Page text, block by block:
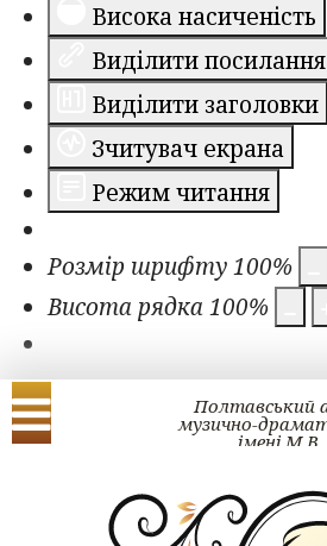
Висока насиченість
Виділити посилання
Виділити заголовки
Зчитувач екрана
Режим читання
Розмір шрифту100%
Висота рядка100%
Полтавський
музично-
імені